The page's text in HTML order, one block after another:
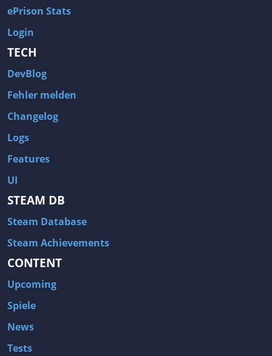
ePrison Stats
Login
TECH
DevBlog
Fehler melden
Changelog
Logs
Features
UI
STEAM DB
Steam Database
Steam Achievements
CONTENT
Upcoming
Spiele
News
Tests